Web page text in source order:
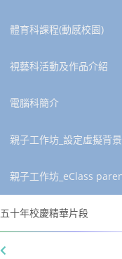
體育科課程(動感校園)
視藝科活動及作品介紹
電腦科簡介
親子工作坊_設定虛擬背景
五十年校慶精華片段